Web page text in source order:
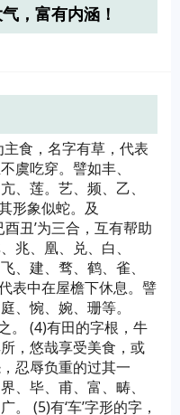
，富有内涵！
主食，名字有草，代表
虞吃穿。譬如丰、
、莲。艺、频、乙、
形象似蛇。及
酉丑’为三合，互有帮助
兆、凰、兑、白、
、建、骛、鹤、雀、
表中在屋檐下休息。譬
、惋、婉、珊等。
。 (4)有田的字根，牛
，悠哉享受美食，或
忍辱负重的过其一
、毕、甫、富、畴、
(5)有‘车’字形的字，